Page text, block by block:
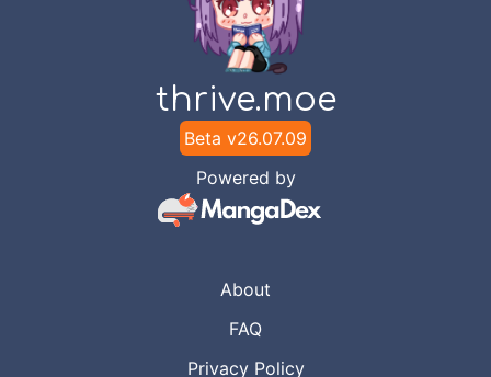
thrive.moe
Beta v26.07.09
Powered by
About
FAQ
Privacy Policy